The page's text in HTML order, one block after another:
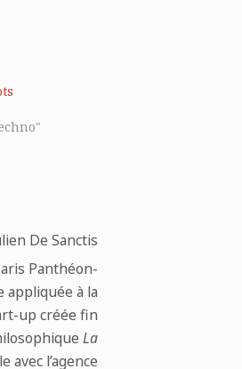
De Sanctis
Panthéon-
appliquée à la
up créée fin
La
avec l’agence